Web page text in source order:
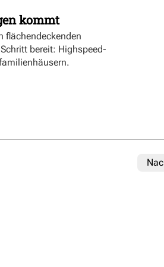
kommt
flächendeckenden
bereit: Highspeed-